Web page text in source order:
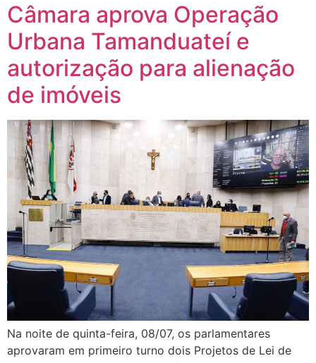
Câmara aprova Operação
Urbana Tamanduateí e
autorização para alienação
de imóveis
Na noite de quinta-feira, 08/07, os parlamentares
aprovaram em primeiro turno dois Projetos de Lei de